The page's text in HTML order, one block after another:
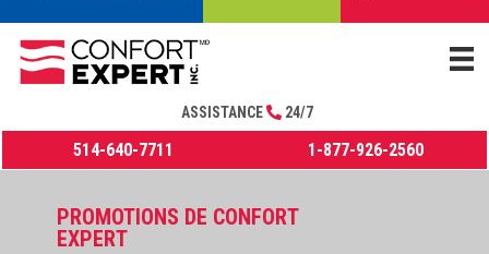
ASSISTANCE 24/7
514-640-7711 1-877-926-2560
PROMOTIONS DE CONFORT
EXPERT